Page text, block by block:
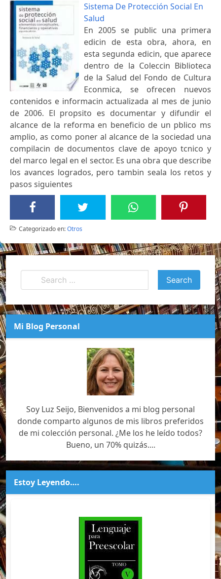
Sistema De Protección Social En
Salud
En 2005 se public una primera
edicin de esta obra, ahora, en
esta segunda edicin, que aparece
dentro de la Coleccin Biblioteca
de la Salud del Fondo de Cultura
Econmica, se ofrecen nuevos
contenidos e informacin actualizada al mes de junio
de 2006. El propsito es documentar y difundir el
alcance de la reforma en beneficio de un pblico ms
amplio, as como poner al alcance de la sociedad una
compilacin de documentos clave de apoyo tcnico y
del marco legal en el sector. Es una obra que describe
los avances logrados, pero tambin seala los retos y
pasos siguientes
Categorizado en:Otros
Mi Blog Personal
Soy Luz Seijo, Bienvenidos a mi blog personal
donde comparto algunos de mis libros preferidos
de mi colección personal. ¿Me los he leído todos?
Bueno, un 70% quizás....
Estoy Leyendo….